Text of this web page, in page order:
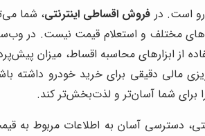
است. در فروش اقساطی اینترنتی، شما
مختلف و استعلام قیمت نیست. در
از ابزارهای محاسبه اقساط، میزان
مالی دقیقی برای خرید خودرو داشته
برای شما آسان‌تر و لذت‌بخش‌تر کند.
دسترسی آسان به اطلاعات مربوط به